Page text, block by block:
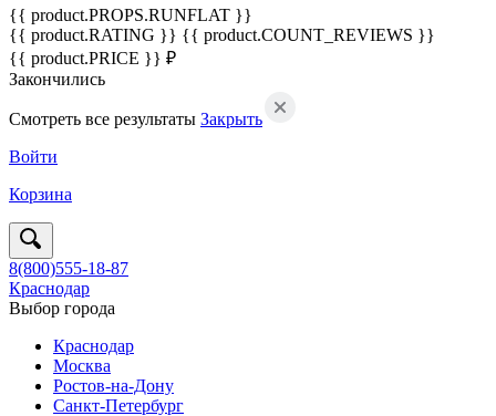
{{ product.PROPS.RUNFLAT }}
{{ product.RATING }} {{ product.COUNT_REVIEWS }}
{{ product.PRICE }} ₽
Закончились
Смотреть все результаты Закрыть
Войти
Корзина
8(800)555-18-87
Краснодар
Выбор города
Краснодар
Москва
Ростов-на-Дону
Санкт-Петербург